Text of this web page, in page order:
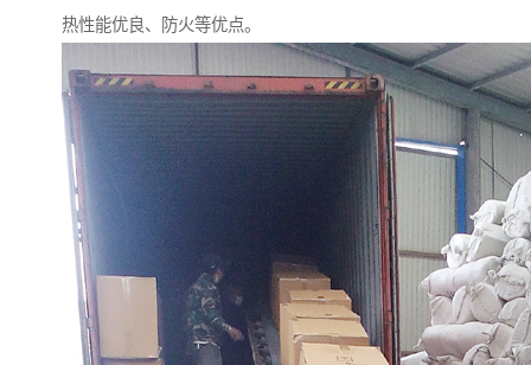
热性能优良、防火等优点。